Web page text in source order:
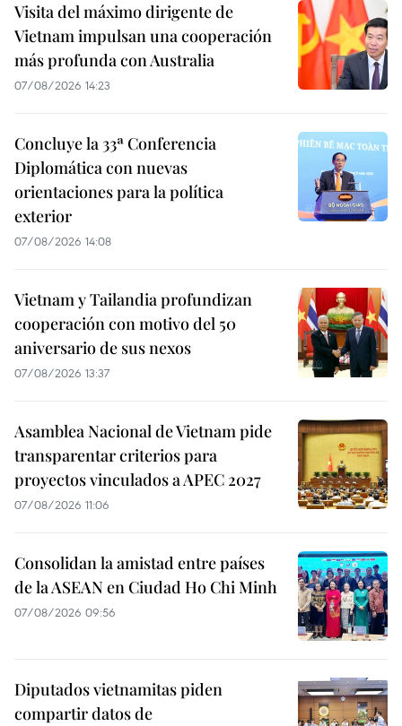
Visita del máximo dirigente de
Vietnam impulsan una cooperación
más profunda con Australia
07/08/2026 14:23
Concluye la 33ª Conferencia
Diplomática con nuevas
orientaciones para la política
exterior
07/08/2026 14:08
Vietnam y Tailandia profundizan
cooperación con motivo del 50
aniversario de sus nexos
07/08/2026 13:37
Asamblea Nacional de Vietnam pide
transparentar criterios para
proyectos vinculados a APEC 2027
07/08/2026 11:06
Consolidan la amistad entre países
de la ASEAN en Ciudad Ho Chi Minh
07/08/2026 09:56
Diputados vietnamitas piden
compartir datos de